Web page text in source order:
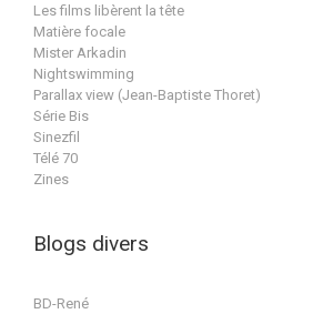
Les films libèrent la tête
Matière focale
Mister Arkadin
Nightswimming
Parallax view (Jean-Baptiste Thoret)
Série Bis
Sinezfil
Télé 70
Zines
Blogs divers
BD-René